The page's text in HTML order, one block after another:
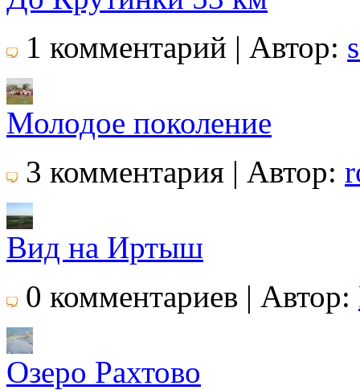
1 комментарий | Автор:
Молодое поколение
3 комментария | Автор:
Вид на Иртыш
0 комментариев | Автор:
Озеро Рахтово